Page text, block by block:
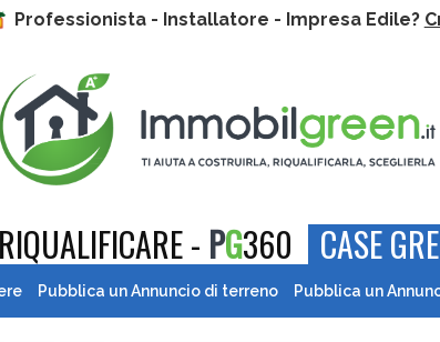
Professionista - Installatore - Impresa Edile?
RIQUALIFICARE - PG360 CASE
Pubblica un Annuncio di terreno Pubblica un